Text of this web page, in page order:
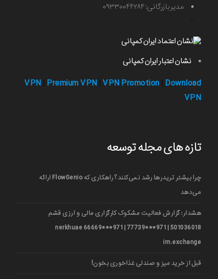
مدیر بازرگانی: ۰۹۳۳۰۰۴۴۲۸۴
نشان اعتبار ایران کمپانی
VPN Premium VPN VPN Promotion Download
VPN
تازه های مجله توسعه
چرا بیشتر تریدرها رشد نمی‌کنند؟ راهکاری که FlowGenio ارائه
می‌دهد
هشدار: گزارش فعالیت مشکوک کارگزاری مالی و ارزی قشم
501036018 | 971***77739 | 971***66669 nerkhuae
irn.exchange
قبل از خرید میز و صندلی غذاخوری بخون!